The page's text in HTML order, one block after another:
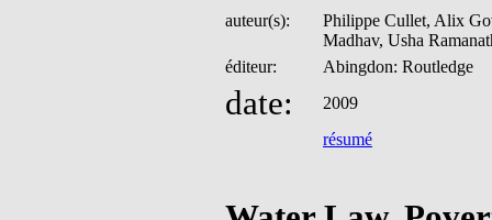
auteur(s):
Philippe Cullet, Alix
Madhav, Usha
éditeur:
Abingdon: Routledge
date:
2009
résumé